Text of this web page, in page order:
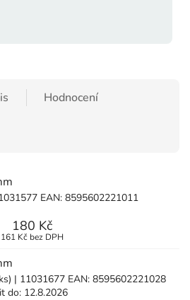
Hodnocení
EAN: 8595602221011
180 Kč
161 Kč bez DPH
| 11031677 EAN: 8595602221028
do: 12.8.2026